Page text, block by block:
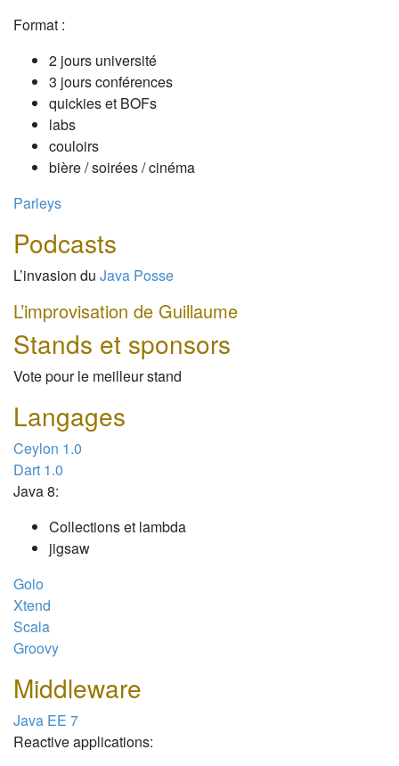
Format :
2 jours université
3 jours conférences
quickies et BOFs
labs
couloirs
bière / soirées / cinéma
Parleys
Podcasts
L’invasion du Java Posse
L’improvisation de Guillaume
Stands et sponsors
Vote pour le meilleur stand
Langages
Ceylon 1.0
Dart 1.0
Java 8:
Collections et lambda
jigsaw
Golo
Xtend
Scala
Groovy
Middleware
Java EE 7
Reactive applications: